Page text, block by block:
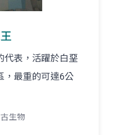
代表，活躍於白堊
，最重的可達6公
古生物